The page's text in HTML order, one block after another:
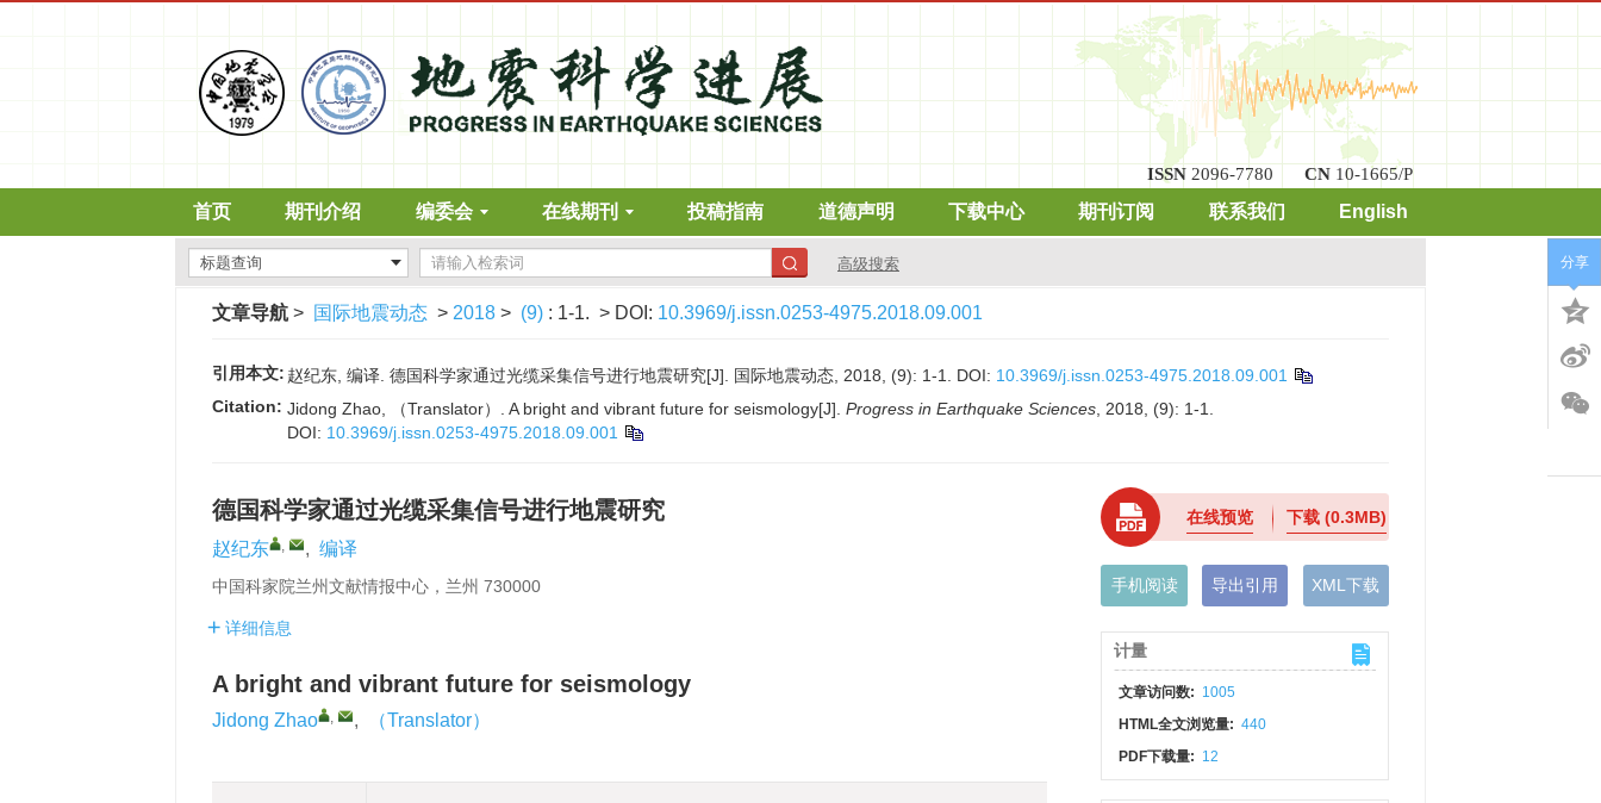
ISSN 2096-7780 CN 10-1665/P
首页 期刊介绍 编委会 在线期刊 投稿指南 道德声明 下载中心 期刊订阅 联系我们 English
高级搜索
文章导航 > 国际地震动态 > 2018 > (9) : 1-1. > DOI: 10.3969/j.issn.0253-4975.2018.09.001
引用本文: 赵纪东, 编译. 德国科学家通过光缆采集信号进行地震研究[J]. 国际地震动态, 2018, (9): 1-1. DOI: 10.3969/j.issn.0253-4975.2018.09.001
Citation: Jidong Zhao, （Translator）. A bright and vibrant future for seismology[J]. Progress in Earthquake Sciences , 2018, (9): 1-1.
DOI: 10.3969/j.issn.0253-4975.2018.09.001
德国科学家通过光缆采集信号进行地震研究
赵纪东 , , 编译
中国科家院兰州文献情报中心，兰州 730000
详细信息
A bright and vibrant future for seismology
Jidong Zhao , , （Translator）
在线预览 下载(0.3MB)
手机阅读 导出引用 XML下载
计量
文章访问数: 1005
HTML全文浏览量: 440
PDF下载量: 12
分享